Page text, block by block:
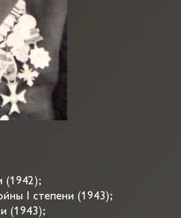
(1942);
I степени (1943);
(1943);